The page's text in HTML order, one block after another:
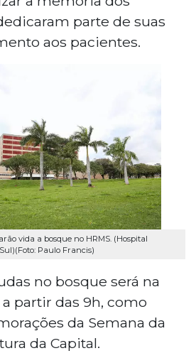
parte de suas
aos pacientes.
vida a bosque no HRMS. (Hospital
Paulo Francis)
no bosque será na
partir das 9h, como
da Semana da
da Capital.